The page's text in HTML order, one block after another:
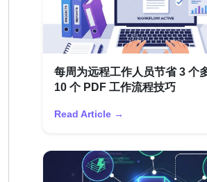
每周为远程工作人员节省 3 个
10 个 PDF 工作流程技巧
Read Article →